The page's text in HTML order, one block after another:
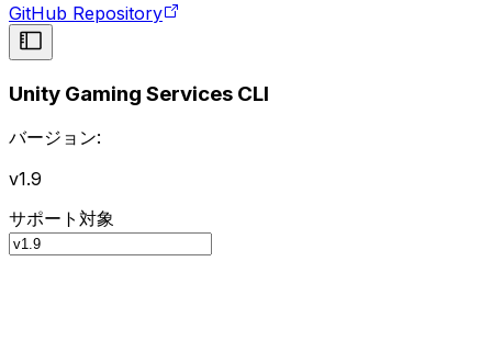
GitHub Repository
Unity Gaming Services CLI
バージョン:
v1.9
サポート対象